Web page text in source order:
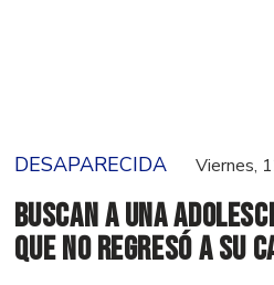
DESAPARECIDA Viernes,
Buscan a una
que no regresó a su